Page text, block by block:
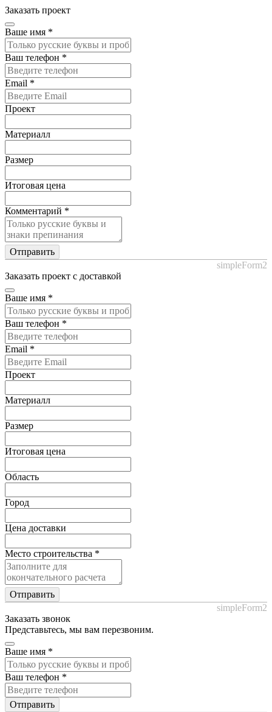
Заказать проект
Ваше имя *
Ваш телефон *
Email *
Проект
Материалл
Размер
Итоговая цена
Комментарий *
Отправить
simpleForm2
Заказать проект с доставкой
Ваше имя *
Ваш телефон *
Email *
Проект
Материалл
Размер
Итоговая цена
Область
Город
Цена доставки
Место строительства *
Отправить
simpleForm2
Заказать звонок
Представьтесь, мы вам перезвоним.
Ваше имя *
Ваш телефон *
Отправить